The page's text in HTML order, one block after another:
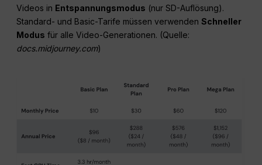
Videos in Entspannungsmodus (nur SD-Auflösung).
Standard- und Basic-Tarife müssen verwendenSchneller
Modus für alle Video-Generationen. (Quelle:
docs.midjourney.com)